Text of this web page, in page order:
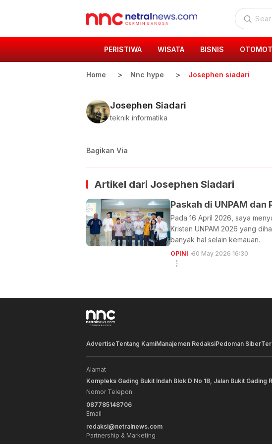
PERISTIWA WISATA BISNIS
Home Nnc hype Josephen siadari
Josephen Siadari
teknik informatika
Bagikan Via
Artikel dari Josephen Siadari
Paskah di UNPAM
Pada 16 April 2026, saya
Kristen UNPAM 2026 yang
banyak hal selain kemauan.
OPINI 30 May 2026 16:30
AdvertiseTentang KamiManajemen RedaksiPedoman Siber
Alamat
Kompleks Gading Bukit Indah Blok D No 18, Jalan Bukit
Nomor Telepon
087785148706
Email
redaksi@netralnews.com
Partnership & Marketing